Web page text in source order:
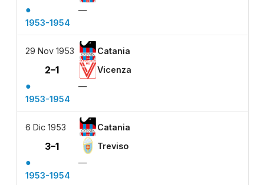
●
—
1953-1954
29 Nov 1953 Catania
2–1 Vicenza
●
—
1953-1954
6 Dic 1953 Catania
3–1 Treviso
●
—
1953-1954